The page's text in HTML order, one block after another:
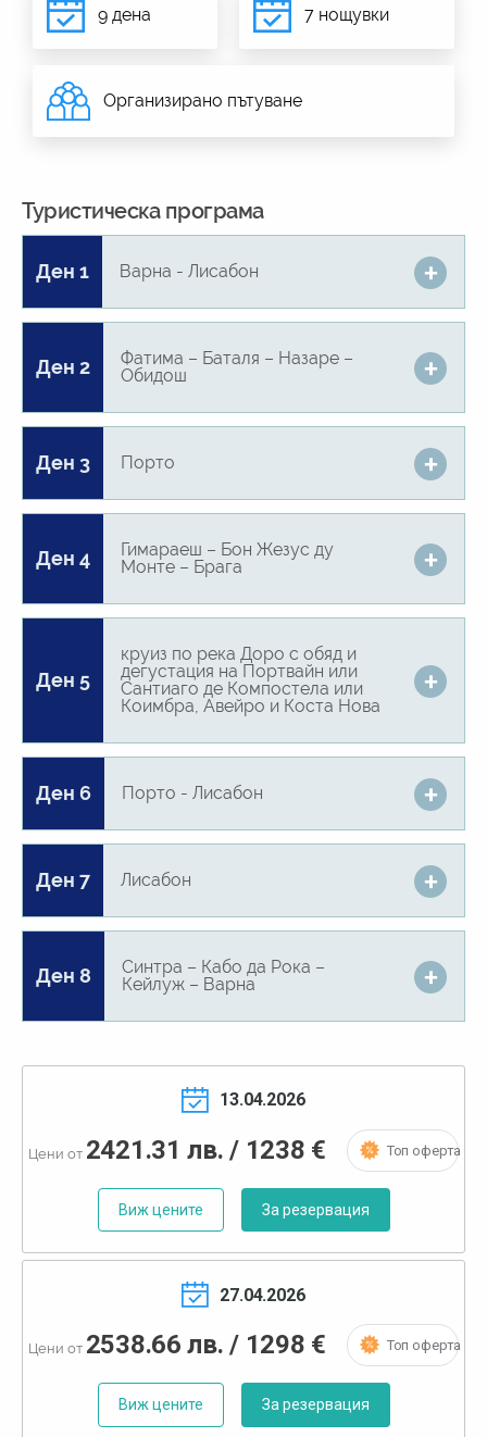
9 дена 7 нощувки
Организирано пътуване
Туристическа програма
Ден 1 Варна - Лисабон
Ден 2
Фатима – Баталя – Назаре –
Обидош
Ден 3 Порто
Ден 4
Гимараеш – Бон Жезус ду
Монте – Брага
Ден 5
круиз по река Доро с обяд и
дегустация на Портвайн или
Сантиаго де Компостела или
Коимбра, Авейро и Коста Нова
Ден 6 Порто - Лисабон
Ден 7 Лисабон
Ден 8
Синтра – Кабо да Рока –
Кейлуж – Варна
13.04.2026
Цени от 2421.31 лв. / 1238 € Топ оферта
Виж цените За резервация
27.04.2026
Цени от 2538.66 лв. / 1298 € Топ оферта
Виж цените За резервация